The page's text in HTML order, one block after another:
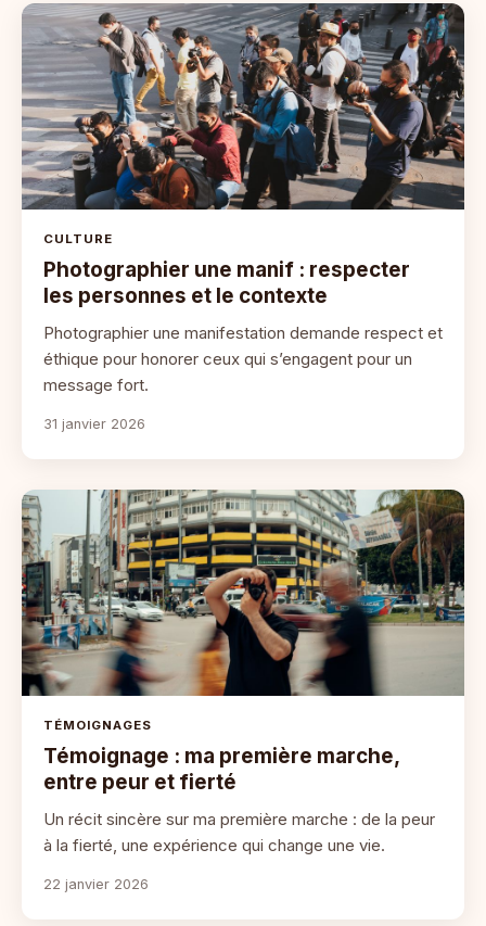
CULTURE
Photographier une manif : respecter
les personnes et le contexte
Photographier une manifestation demande respect et
éthique pour honorer ceux qui s’engagent pour un
message fort.
31 janvier 2026
TÉMOIGNAGES
Témoignage : ma première marche,
entre peur et fierté
Un récit sincère sur ma première marche : de la peur
à la fierté, une expérience qui change une vie.
22 janvier 2026